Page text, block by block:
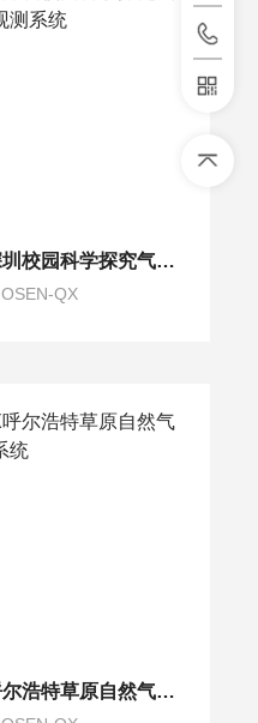
OSEN-QX深圳校园科学探究气象环境科普观测系统
OSEN-QX
OSEN-QX呼尔浩特草原自然气象在线监测系统